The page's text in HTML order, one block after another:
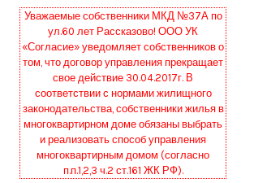
Уважаемые собственники МКД №37А по
ул.60 лет Рассказово! ООО УК
«Согласие» уведомляет собственников о
том, что договор управления прекращает
свое действие 30.04.2017г. В
соответствии с нормами жилищного
законодательства, собственники жилья в
многоквартирном доме обязаны выбрать
и реализовать способ управления
многоквартирным домом (согласно
п.п.1,2,3 ч.2 ст.161 ЖК РФ).